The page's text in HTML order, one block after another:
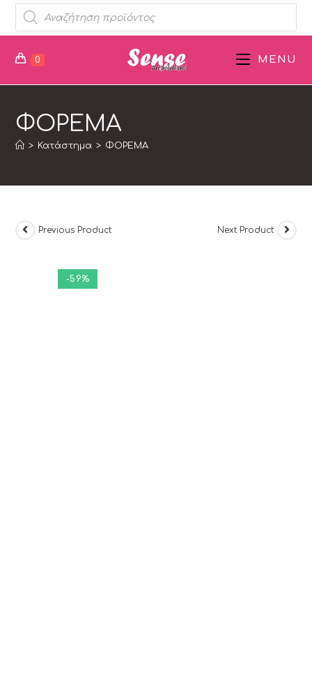
0 MENU
ΦΟΡΕΜΑ
> Κατάστημα > ΦΟΡΕΜΑ
-59%
Previous Product Next Product